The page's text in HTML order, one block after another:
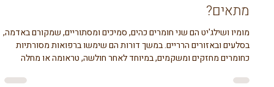
דורית דן
25 ביולי
חיבור בין גוף נפש
מומיו או שילג'יט? מה ההבדל ולמה כל אחד